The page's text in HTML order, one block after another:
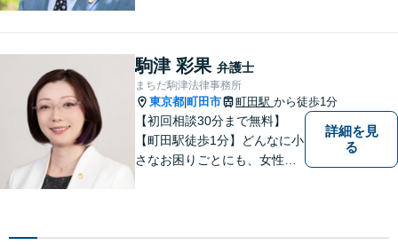
般民事…交通事故｜労働｜不
動産｜相続｜借金問題
駒津 彩果 弁護士
まちだ駒津法律事務所
東京都 町田市 町田駅 から徒歩1分
【初回相談30分まで無料】
【町田駅徒歩1分】どんなに小
さなお困りごとにも、女性弁
詳細を見
る